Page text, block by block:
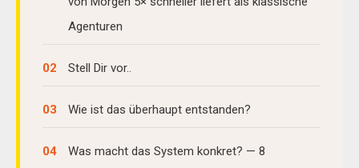
Agenturen
02 Stell Dir vor..
03 Wie ist das überhaupt entstanden?
04
Was macht das System konkret? — 8